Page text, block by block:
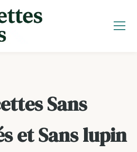
Sans
et Sans lupin